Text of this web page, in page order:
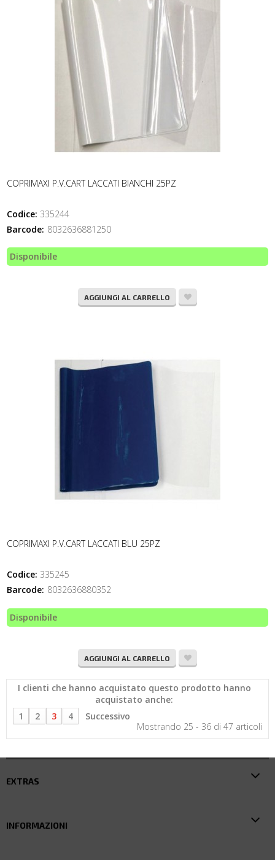
COPRIMAXI P.V.CART LACCATI BIANCHI 25PZ
Codice: 335244
Barcode: 8032636881250
Disponibile
AGGIUNGI AL CARRELLO
COPRIMAXI P.V.CART LACCATI BLU 25PZ
Codice: 335245
Barcode: 8032636880352
Disponibile
AGGIUNGI AL CARRELLO
I clienti che hanno acquistato questo prodotto hanno
acquistato anche:
1
2 3 4
Successivo
Mostrando 25 - 36 di 47 articoli
EXTRAS
INFORMAZIONI